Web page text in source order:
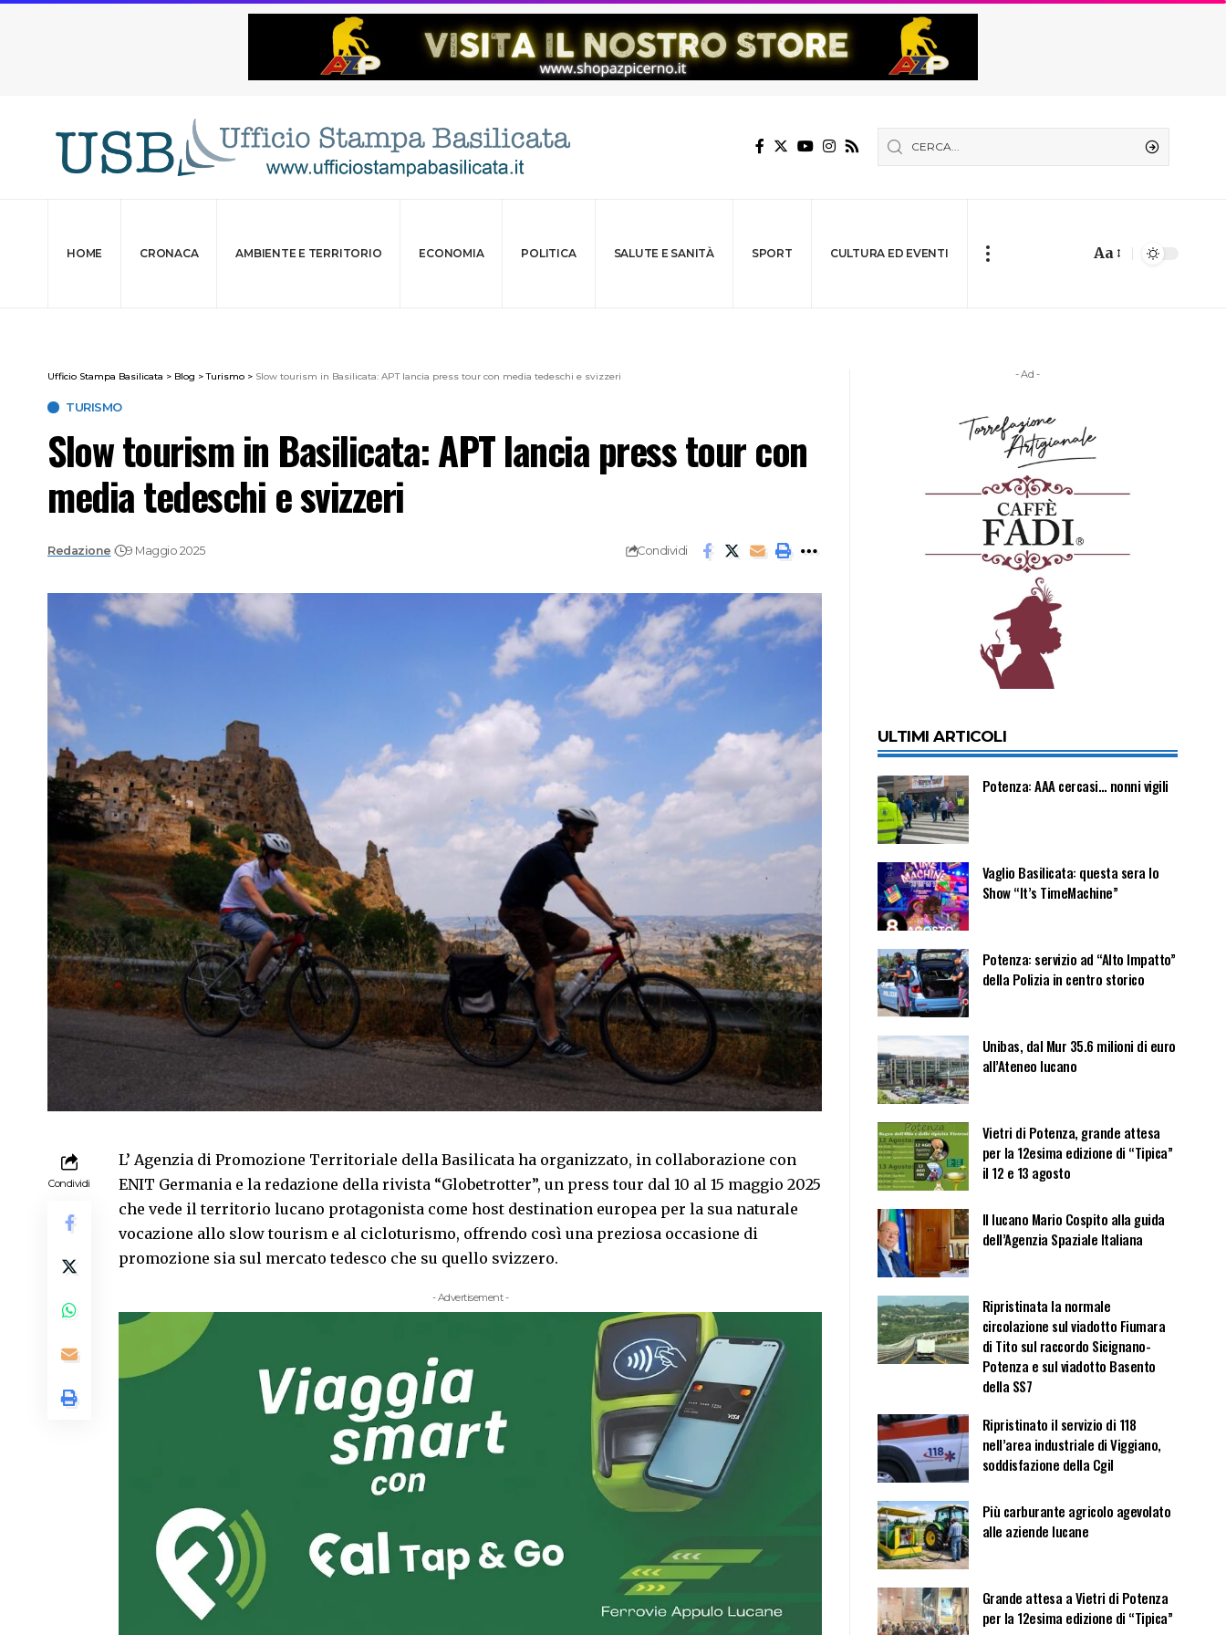
HOME CRONACA AMBIENTE E TERRITORIO ECONOMIA POLITICA SALUTE E SANITÀ SPORT CULTURA ED EVENTI Aa
Ufficio Stampa Basilicata > Blog >Turismo > Slow tourism in Basilicata: APT lancia press tour con media tedeschi e svizzeri
TURISMO
Slow tourism in Basilicata: APT lancia press tour con
media tedeschi e svizzeri
Redazione 9 Maggio 2025 Condividi
Condividi
L’ Agenzia di Promozione Territoriale della Basilicata ha organizzato, in collaborazione con
ENIT Germania e la redazione della rivista “Globetrotter”, un press tour dal 10 al 15 maggio 2025
che vede il territorio lucano protagonista come host destination europea per la sua naturale
vocazione allo slow tourism e al cicloturismo, offrendo così una preziosa occasione di
promozione sia sul mercato tedesco che su quello svizzero.
- Advertisement -
- Ad -
ULTIMI ARTICOLI
Potenza: AAA cercasi… nonni vigili
Vaglio Basilicata: questa sera lo
Show “It’s TimeMachine”
Potenza: servizio ad “Alto Impatto”
della Polizia in centro storico
Unibas, dal Mur 35.6 milioni di euro
all’Ateneo lucano
Vietri di Potenza, grande attesa
per la 12esima edizione di “Tipica”
il 12 e 13 agosto
Il lucano Mario Cospito alla guida
dell’Agenzia Spaziale Italiana
Ripristinata la normale
circolazione sul viadotto Fiumara
di Tito sul raccordo Sicignano-
Potenza e sul viadotto Basento
della SS7
Ripristinato il servizio di 118
nell’area industriale di Viggiano,
soddisfazione della Cgil
Più carburante agricolo agevolato
alle aziende lucane
Grande attesa a Vietri di Potenza
per la 12esima edizione di “Tipica”